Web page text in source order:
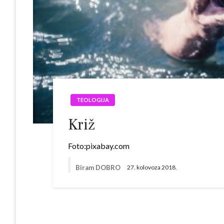
TEOLOGIJA
Križ
Foto:pixabay.com
Biram DOBRO 27. kolovoza 2018.